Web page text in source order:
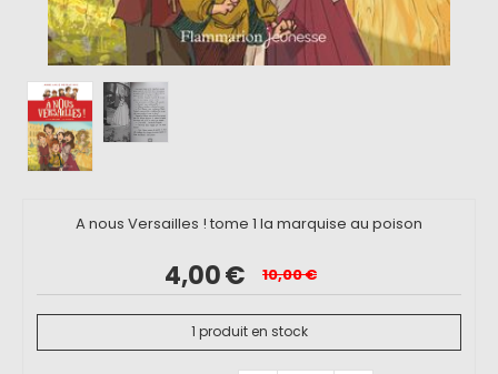
A nous Versailles ! tome 1 la marquise au poison
4,00€ 10,00€
1 produit en stock